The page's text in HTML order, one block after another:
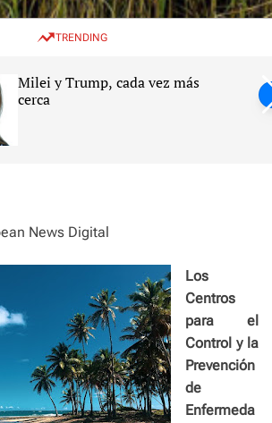
w
c
e
e
TRENDING
Milei y Trump, cada vez más
cerca
News Digital
Los
Centros
para el
Control y la
Prevención
de
Enfermeda